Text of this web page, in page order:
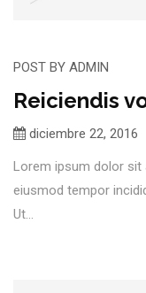
POST BY ADMIN
Reiciendis
diciembre 22, 2016
Lorem ipsum dolor sit
eiusmod tempor
Ut...